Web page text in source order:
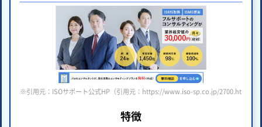
※引用元：ISOサポート公式HP（引用元：https://www.iso-sp.co.jp/2700.html ）
特徴